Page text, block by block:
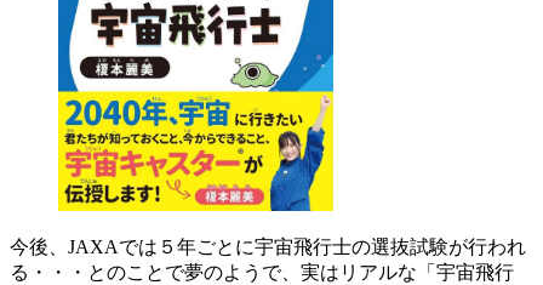
今後、JAXAでは５年ごとに宇宙飛行士の選抜試験が行われ
る・・・とのことで夢のようで、実はリアルな「宇宙飛行